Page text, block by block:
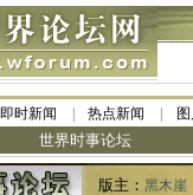
即时新闻 热点新闻
世界时事论坛
版主： 黑木崖